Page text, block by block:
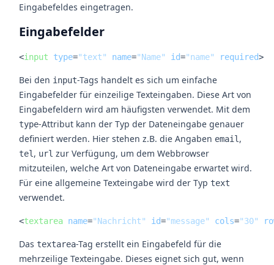
Eingabefeldes eingetragen.
Eingabefelder
<input type="text" name="Name" id="name" required>
Bei den input-Tags handelt es sich um einfache
Eingabefelder für einzeilige Texteingaben. Diese Art von
Eingabefeldern wird am häufigsten verwendet. Mit dem
type-Attribut kann der Typ der Dateneingabe genauer
definiert werden. Hier stehen z.B. die Angaben email ,
tel , url zur Verfügung, um dem Webbrowser
mitzuteilen, welche Art von Dateneingabe erwartet wird.
Für eine allgemeine Texteingabe wird der Typ text
verwendet.
<textarea name="Nachricht" id="message" cols="30"
Das textarea-Tag erstellt ein Eingabefeld für die
mehrzeilige Texteingabe. Dieses eignet sich gut, wenn